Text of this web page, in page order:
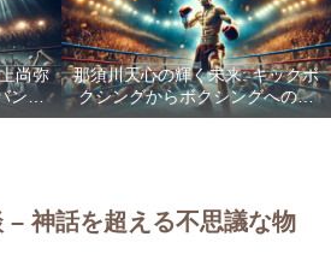
尚弥
ンタ
那須川天心の輝く未来: キックボ
クシングからボクシングへの成
功した転身
– 神話を超える不思議な物